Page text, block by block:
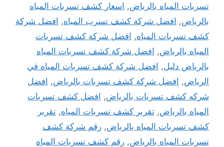
تسربات المياه بالرياض, اسعار كشف تسربات المياه
بالرياض, افضل شركة كشف تسرب المياه, افضل شركة
كشف تسربات المياه, افضل شركة كشف تسربات
المياه بالرياض, افضل شركة كشف تسربات المياه
بالرياض دليل, افضل شركة كشف تسربات المياه في
الرياض, افضل شركة كشف تسربات بالرياض, افضل
شركه كشف تسربات بالرياض, افضل كشف تسربات
المياه بالرياض, تقرير كشف تسربات المياه, تقرير
كشف تسربات المياه بالرياض, رقم شركة كشف
تسربات المياه بالرياض, رقم كشف تسربات المياه